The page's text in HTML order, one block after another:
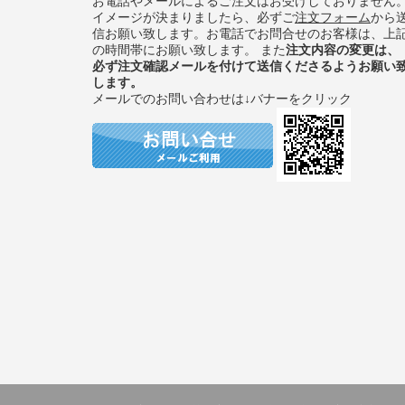
イメージが決まりましたら、必ずご注文フォームから
信お願い致します。お電話でお問合せのお客様は、上
の時間帯にお願い致します。 また注文内容の変更は、
必ず注文確認メールを付けて送信くださるようお願い
します。
メールでのお問い合わせは↓バナーをクリック